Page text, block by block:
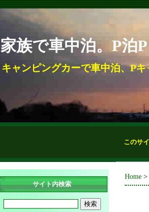
家族で車中泊。P泊
キャンピングカーで車中泊、P
このサ
Home >
サイト内検索